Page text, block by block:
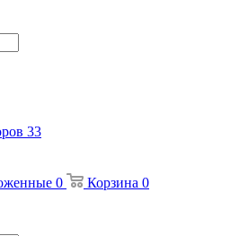
33
0 Корзина 0